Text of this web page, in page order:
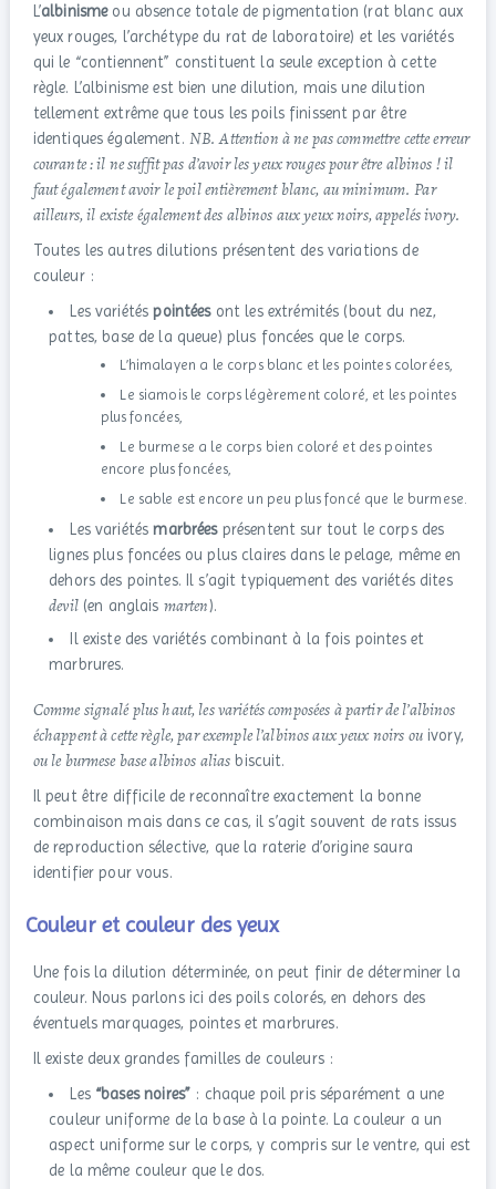
L’albinismeou absence totale de pigmentation (rat blanc aux
yeux rouges, l’archétype du rat de laboratoire) et les variétés
qui le “contiennent” constituent la seule exception à cette
règle. L’albinisme est bien une dilution, mais une dilution
tellement extrême que tous les poils finissent par être
identiques également. NB. Attention à ne pas commettre cette erreur
courante : il ne suffit pas d’avoir les yeux rouges pour être albinos ! il
faut également avoir le poil entièrement blanc, au minimum. Par
ailleurs, il existe également des albinos aux yeux noirs, appelés ivory.
Toutes les autres dilutions présentent des variations de
couleur :
Les variétéspointéesont les extrémités (bout du nez,
pattes, base de la queue) plus foncées que le corps.
L’himalayen a le corps blanc et les pointes colorées,
Le siamois le corps légèrement coloré, et les pointes
plus foncées,
Le burmese a le corps bien coloré et des pointes
encore plus foncées,
Le sable est encore un peu plus foncé que le burmese.
Les variétésmarbréesprésentent sur tout le corps des
lignes plus foncées ou plus claires dans le pelage, même en
dehors des pointes. Il s’agit typiquement des variétés dites
devil(en anglais marten).
Il existe des variétés combinant à la fois pointes et
marbrures.
Comme signalé plus haut, les variétés composées à partir de l’albinos
échappent à cette règle, par exemple l’albinos aux yeux noirs ouivory,
ou le burmese base albinos alias biscuit.
Il peut être difficile de reconnaître exactement la bonne
combinaison mais dans ce cas, il s’agit souvent de rats issus
de reproduction sélective, que la raterie d’origine saura
identifier pour vous.
Couleur et couleur des yeux
Une fois la dilution déterminée, on peut finir de déterminer la
couleur. Nous parlons ici des poils colorés, en dehors des
éventuels marquages, pointes et marbrures.
Il existe deux grandes familles de couleurs :
Les “bases noires” : chaque poil pris séparément a une
couleur uniforme de la base à la pointe. La couleur a un
aspect uniforme sur le corps, y compris sur le ventre, qui est
de la même couleur que le dos.